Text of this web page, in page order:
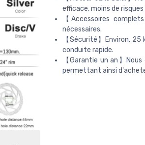
efficace, moins de
【Accessoires
nécessaires.
【Sécurité】Environ,
conduite rapide.
【Garantie un an】
permettant ainsi